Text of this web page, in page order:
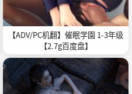
【ADV/PC机翻】催眠学園 1-3年级
【2.7g百度盘】